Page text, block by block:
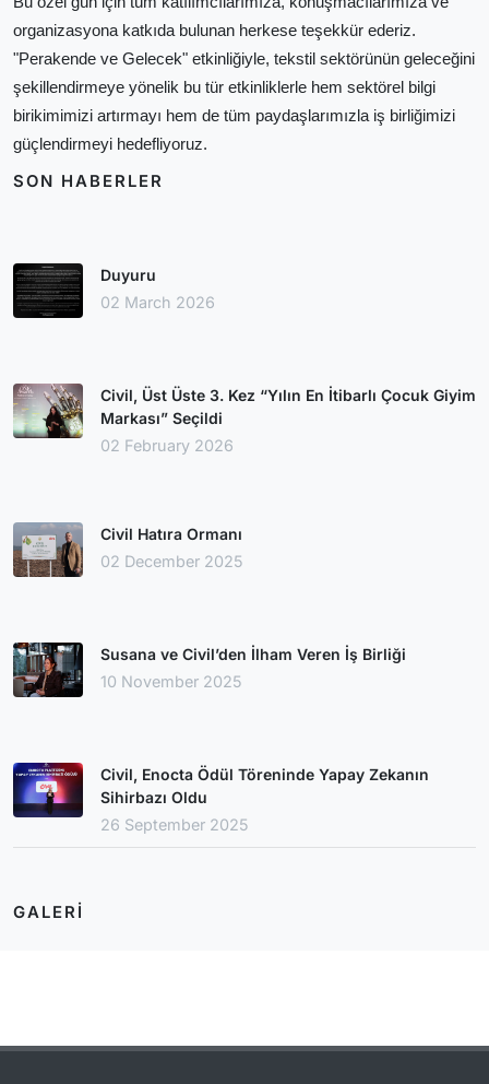
organizasyona katkıda bulunan herkese teşekkür ederiz.
"Perakende ve Gelecek" etkinliğiyle, tekstil sektörünün geleceğini
şekillendirmeye yönelik bu tür etkinliklerle hem sektörel bilgi
birikimimizi artırmayı hem de tüm paydaşlarımızla iş birliğimizi
güçlendirmeyi hedefliyoruz.
SON HABERLER
Duyuru
02 March 2026
Civil, Üst Üste 3. Kez “Yılın En İtibarlı Çocuk Giyim
Markası” Seçildi
02 February 2026
Civil Hatıra Ormanı
02 December 2025
Susana ve Civil’den İlham Veren İş Birliği
10 November 2025
Civil, Enocta Ödül Töreninde Yapay Zekanın
Sihirbazı Oldu
26 September 2025
GALERI